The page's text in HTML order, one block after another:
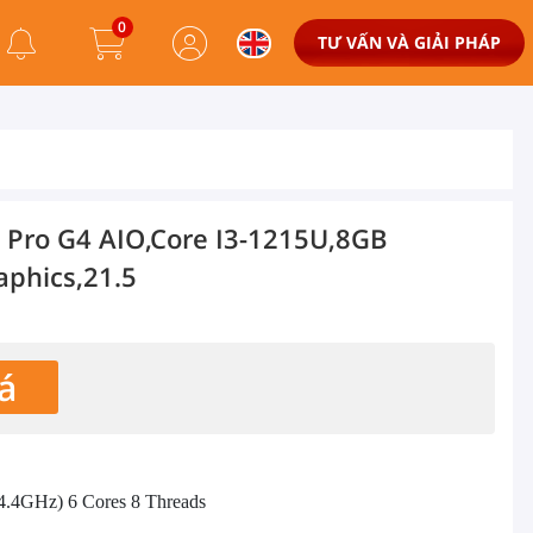
0
TƯ VẤN VÀ GIẢI PHÁP
G4 AIO,Core I3-1215U,8GB
6 Cores 8 Threads